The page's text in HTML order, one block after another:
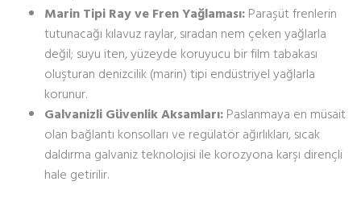
Marin Tipi Ray ve Fren Yağlaması: Paraşüt frenlerin
tutunacağı kılavuz raylar, sıradan nem çeken yağlarla
değil; suyu iten, yüzeyde koruyucu bir film tabakası
oluşturan denizcilik (marin) tipi endüstriyel yağlarla
korunur.
Galvanizli Güvenlik Aksamları: Paslanmaya en müsait
olan bağlantı konsolları ve regülatör ağırlıkları, sıcak
daldırma galvaniz teknolojisi ile korozyona karşı dirençli
hale getirilir.